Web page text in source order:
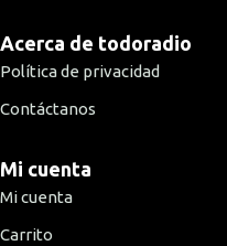
Acerca de todoradio
Política de privacidad
Contáctanos
Mi cuenta
Mi cuenta
Carrito